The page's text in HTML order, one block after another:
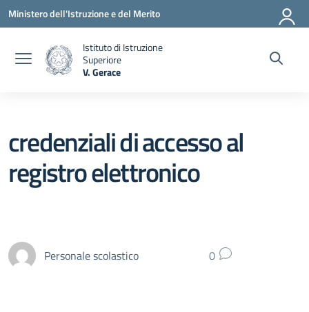
Vai ai contenuti
Vai al menu di navigazione
Vai al footer
Ministero dell'Istruzione e del Merito
Istituto di Istruzione
Superiore
V. Gerace
credenziali di accesso al
registro elettronico
Personale scolastico 0